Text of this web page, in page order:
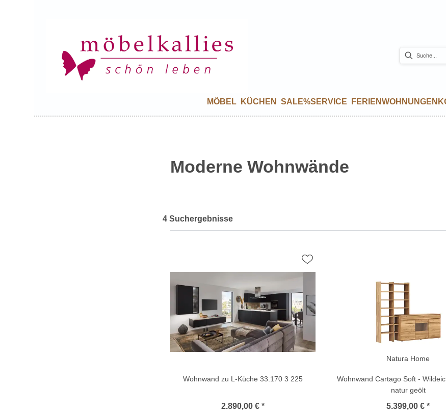
MÖBEL KÜCHEN SALE%SERVICE FERIENWOHNUNGEN
Moderne Wohnwände
4 Suchergebnisse
Wohnwand zu L-Küche 33.170 3 225
2.890,00 € *
Natura Home
Wohnwand Cartago Soft -
natur geölt
5.399,00 € *